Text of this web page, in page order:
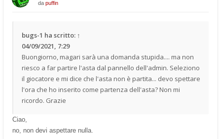
da puffin
bugs-1 ha scritto: ↑
04/09/2021, 7:29
Buongiorno, magari sarà una domanda stupida.... ma non
riesco a far partire l'asta dal pannello dell'admin. Seleziono
il giocatore e mi dice che l'asta non è partita... devo spettare
l'ora che ho inserito come partenza dell'asta? Non mi
ricordo. Grazie
Ciao,
no, non devi aspettare nulla.